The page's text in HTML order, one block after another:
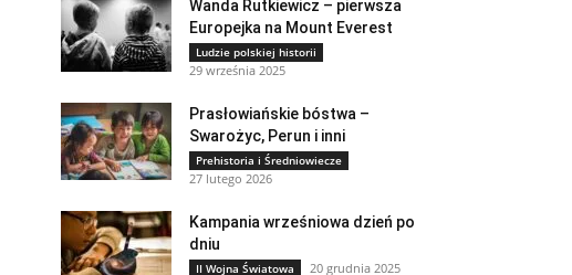
Wanda Rutkiewicz – pierwsza
Europejka na Mount Everest
Ludzie polskiej historii
29 września 2025
Prasłowiańskie bóstwa –
Swarożyc, Perun i inni
Prehistoria i Średniowiecze
27 lutego 2026
Kampania wrześniowa dzień po
dniu
II Wojna Światowa 20 grudnia 2025